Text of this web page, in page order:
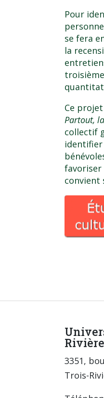
Pour
se fera
la
Ce
Partout,
collectif
convient
3351,
Trois-